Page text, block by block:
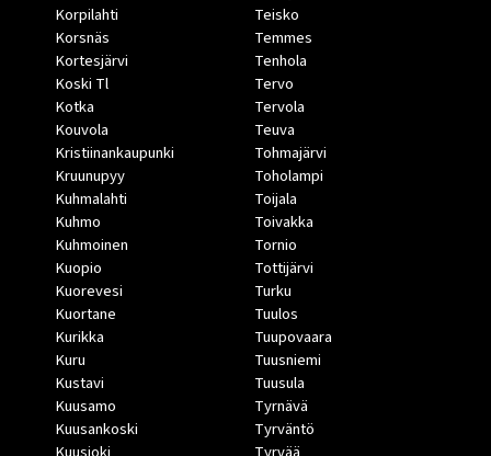
Korpilahti
Korsnäs
Kortesjärvi
Koski Tl
Kotka
Kouvola
Kristiinankaupunki
Kruunupyy
Kuhmalahti
Kuhmo
Kuhmoinen
Kuopio
Kuorevesi
Kuortane
Kurikka
Kuru
Kustavi
Kuusamo
Kuusankoski
Teisko
Temmes
Tenhola
Tervo
Tervola
Teuva
Tohmajärvi
Toholampi
Toijala
Toivakka
Tornio
Tottijärvi
Turku
Tuulos
Tuupovaara
Tuusniemi
Tuusula
Tyrnävä
Tyrväntö